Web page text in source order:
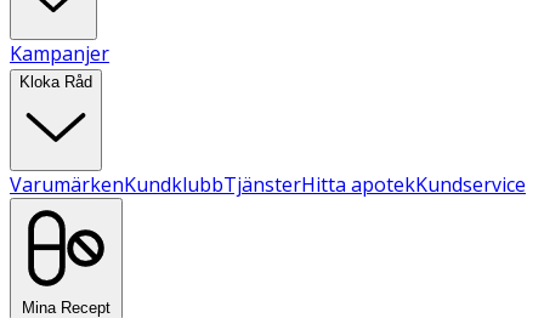
Kampanjer
Kloka Råd
VarumärkenKundklubbTjänsterHitta apotekKundservice
Mina Recept